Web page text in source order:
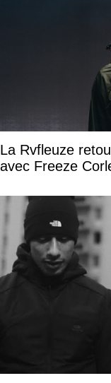
La Rvfleuze
avec Freeze